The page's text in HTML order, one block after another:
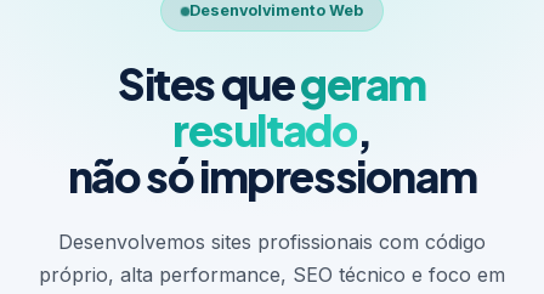
Desenvolvimento Web
Sites quegeram
resultado,
não só impressionam
Desenvolvemos sites profissionais com código
próprio, alta performance, SEO técnico e foco em